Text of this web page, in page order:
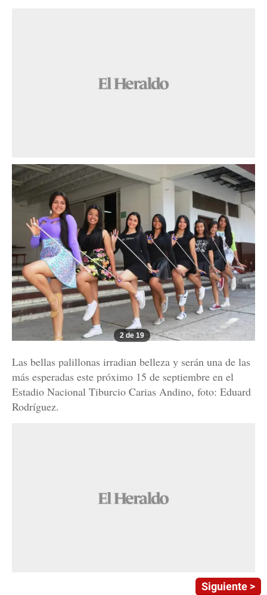
2 de 19
Las bellas palillonas irradian belleza y serán una de las
más esperadas este próximo 15 de septiembre en el
Estadio Nacional Tiburcio Carias Andino, foto: Eduard
Rodríguez.
Siguiente >